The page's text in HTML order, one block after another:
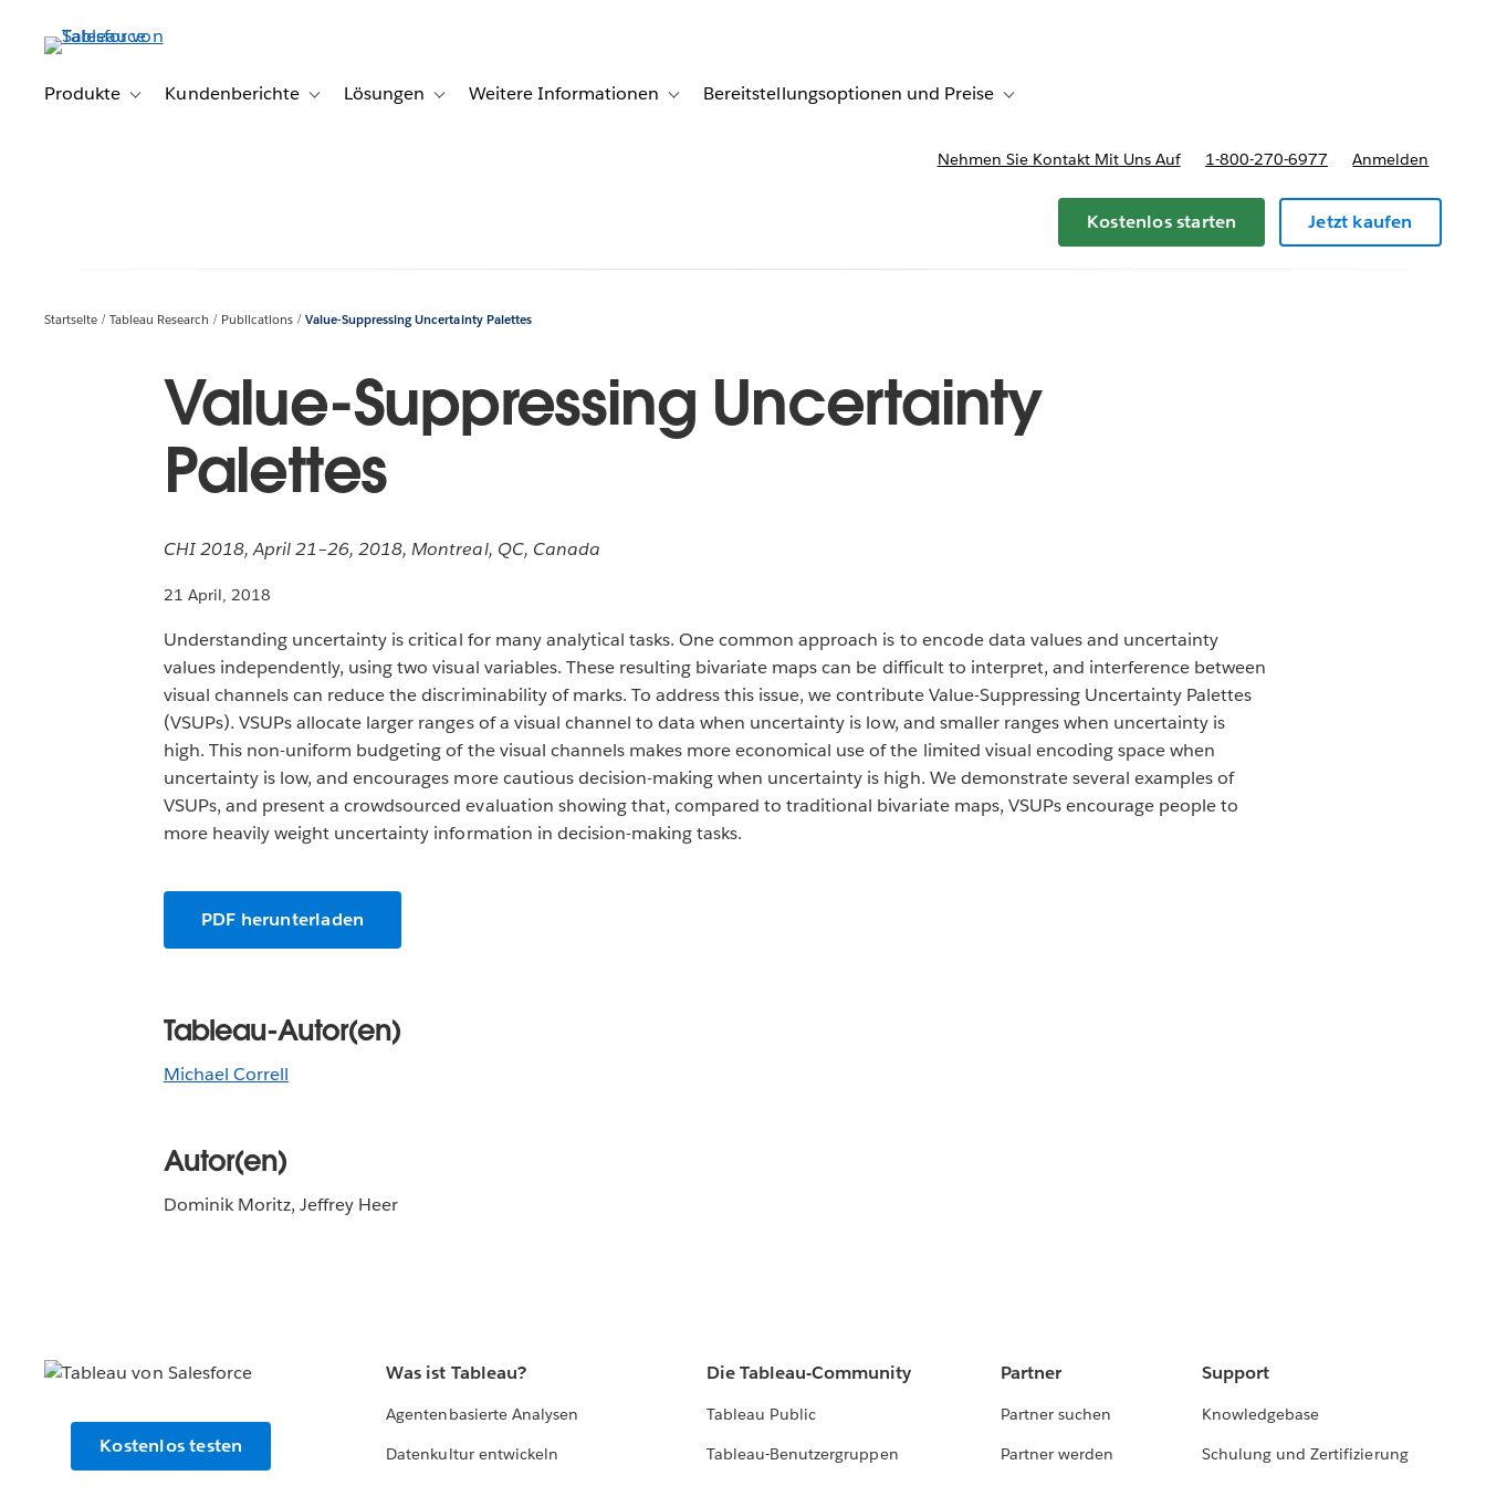
Produkte
Toggle sub-navigation for Produkte
Kundenberichte Toggle sub-navigation for Kundenberichte
Lösungen Toggle sub-navigation for Lösungen
Weitere Informationen Toggle sub-navigation for Weitere Informationen
Bereitstellungsoptionen und Preise Toggle sub-navigation for Bereitstellungsoptionen und Preise
Nehmen Sie Kontakt Mit Uns Auf 1-800-270-6977 Anmelden
Kostenlos starten Jetzt kaufen
Startseite Tableau Research Publications Value-Suppressing Uncertainty Palettes
Value-Suppressing Uncertainty
Palettes
CHI 2018, April 21–26, 2018, Montreal, QC, Canada
21 April, 2018
Understanding uncertainty is critical for many analytical tasks. One common approach is to encode data values and uncertainty
values independently, using two visual variables. These resulting bivariate maps can be difficult to interpret, and interference between
visual channels can reduce the discriminability of marks. To address this issue, we contribute Value-Suppressing Uncertainty Palettes
(VSUPs). VSUPs allocate larger ranges of a visual channel to data when uncertainty is low, and smaller ranges when uncertainty is
high. This non-uniform budgeting of the visual channels makes more economical use of the limited visual encoding space when
uncertainty is low, and encourages more cautious decision-making when uncertainty is high. We demonstrate several examples of
VSUPs, and present a crowdsourced evaluation showing that, compared to traditional bivariate maps, VSUPs encourage people to
more heavily weight uncertainty information in decision-making tasks.
PDF herunterladen
Tableau-Autor(en)
Michael Correll
Autor(en)
Dominik Moritz, Jeffrey Heer
Kostenlos testen
Was ist Tableau?
Agentenbasierte Analysen
Datenkultur entwickeln
Die Tableau-Community
Tableau Public
Tableau-Benutzergruppen
Partner
Partner suchen
Partner werden
Support
Knowledgebase
Schulung und Zertifizierung